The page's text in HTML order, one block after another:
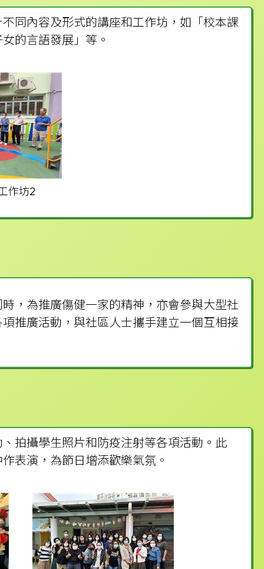
同內容及形式的講座和工作坊，如「校本課
的言語發展」等。
作坊2
，為推廣傷健一家的精神，亦會參與大型社
推廣活動，與社區人士攜手建立一個互相接
拍攝學生照片和防疫注射等各項活動。此
表演，為節日增添歡樂氣氛。